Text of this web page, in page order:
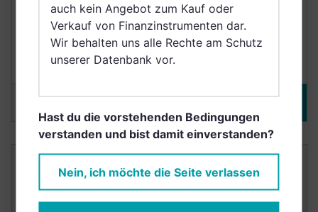
9,2/10Punkte
Nachhaltig
+45,29%
UNIT CLASS QL-ACC USD
LU2208649280
auch kein Angebot zum Kauf oder
Verkauf von Finanzinstrumenten dar.
Wir behalten uns alle Rechte am Schutz
unserer Datenbank vor.
Hast du die vorstehenden Bedingungen
verstanden und bist damit einverstanden?
Nein, ich möchte die Seite verlassen